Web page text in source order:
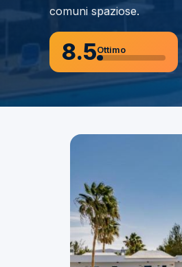
comuni spaziose.
8.5Ottimo